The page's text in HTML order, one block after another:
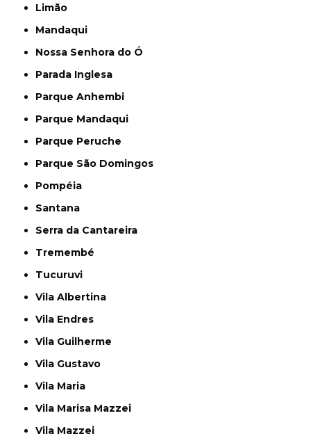
Limão
Mandaqui
Nossa Senhora do Ó
Parada Inglesa
Parque Anhembi
Parque Mandaqui
Parque Peruche
Parque São Domingos
Pompéia
Santana
Serra da Cantareira
Tremembé
Tucuruvi
Vila Albertina
Vila Endres
Vila Guilherme
Vila Gustavo
Vila Maria
Vila Marisa Mazzei
Vila Mazzei